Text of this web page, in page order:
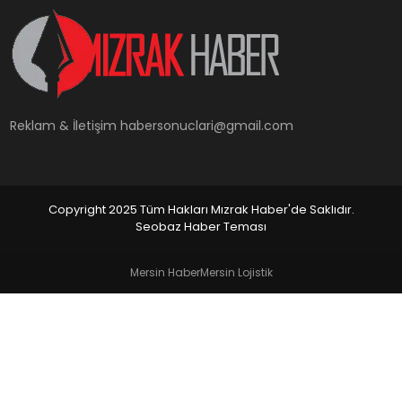
YAŞAM
Reklam & İletişimhabersonuclari@gmail.com
Copyright 2025 Tüm Hakları Mızrak Haber'de Saklıdır.
Seobaz Haber Teması
Mersin HaberMersin Lojistik